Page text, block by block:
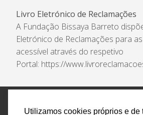
Utilizamos cookies próprios e de
Livro Eletrónico de Reclamações
A Fundação Bissaya Barreto
Eletrónico de Reclamações para
acessível através do respetivo
Portal: https://
Política de Privacidade e